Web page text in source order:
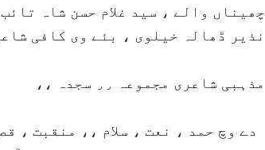
چھیناں والے ، سید غلام حسن شاہ
نذیر ڈھالہ خیلوی ، بئے وی کافی
مذہبی شاعری مجموعہ ٫٫ سجدہ ،،
دے وچ حمد ، نعت ، سلام ،، منقبت ،